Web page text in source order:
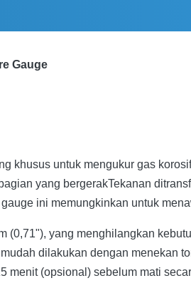
Gauge
khusus untuk mengukur gas
yang bergerakTekanan
ini memungkinkan untuk
(0,71"), yang menghilangkan
dilakukan dengan menekan
menit (opsional) sebelum mati